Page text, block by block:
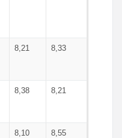
8,21 8,33
8,38 8,21
8,10 8,55